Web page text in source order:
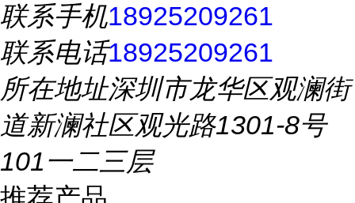
联系手机18925209261
联系电话18925209261
所在地址深圳市龙华区观澜街
道新澜社区观光路1301-8号
101一二三层